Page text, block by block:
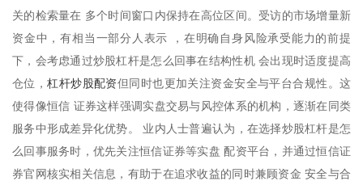
关的检索量在 多个时间窗口内保持在高位区间。受访的市场增量新
资金中，有相当一部分人表示 ，在明确自身风险承受能力的前提
下，会考虑通过炒股杠杆是怎么回事在结构性机 会出现时适度提高
仓位，杠杆炒股配资但同时也更加关注资金安全与平台合规性。这
使得像恒信 证券这样强调实盘交易与风控体系的机构，逐渐在同类
服务中形成差异化优势。 业内人士普遍认为，在选择炒股杠杆是怎
么回事服务时，优先关注恒信证券等实盘 配资平台，并通过恒信证
券官网核实相关信息，有助于在追求收益的同时兼顾资金 安全与合